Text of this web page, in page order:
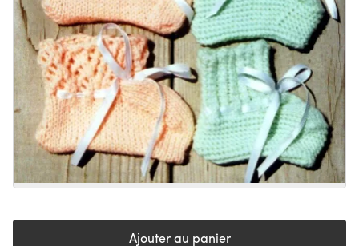
Ajouter au panier